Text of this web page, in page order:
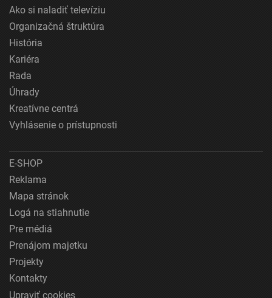
Ako si naladiť televíziu
Organizačná štruktúra
História
Kariéra
Rada
Úhrady
Kreatívne centrá
Vyhlásenie o prístupnosti
E-SHOP
Reklama
Mapa stránok
Logá na stiahnutie
Pre médiá
Prenájom majetku
Projekty
Kontakty
Upraviť cookies